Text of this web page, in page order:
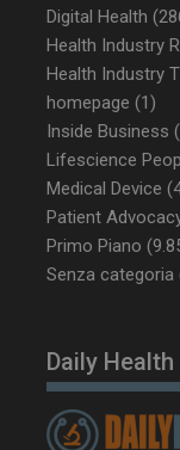
Digital Health
Health Industry
Health Industry
homepage (1)
Inside Business
Lifescience
Medical Device
Patient
Primo Piano
Senza categoria
Daily